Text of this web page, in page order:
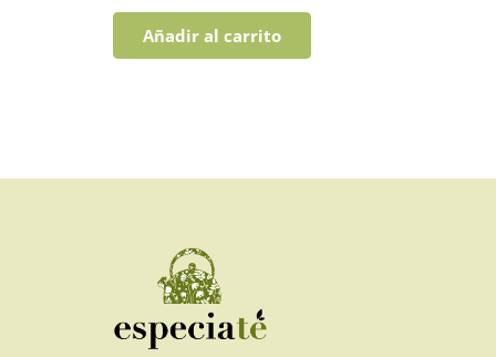
Añadir al carrito